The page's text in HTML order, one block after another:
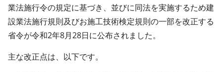
業法施行令の規定に基づき、並びに同法を実施するため建
設業法施行規則及びお施工技術検定規則の一部を改正する
省令が令和2年8月28日に公布されました。
主な改正点は、以下です。